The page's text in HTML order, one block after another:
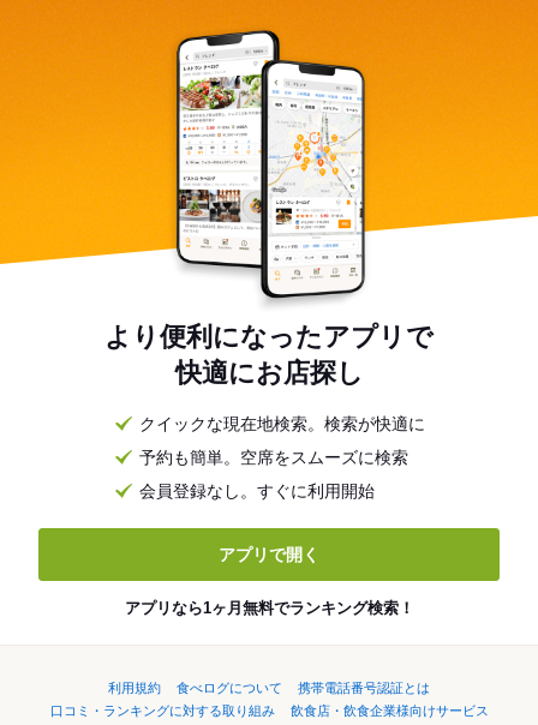
より便利になったアプリで
快適にお店探し
クイックな現在地検索。検索が快適に
予約も簡単。空席をスムーズに検索
会員登録なし。すぐに利用開始
アプリで開く
アプリなら1ヶ月無料でランキング検索！
利用規約 食べログについて
携帯電話番号認証とは
口コミ・ランキングに対する取り組み
飲食店・飲食企業様向けサービス